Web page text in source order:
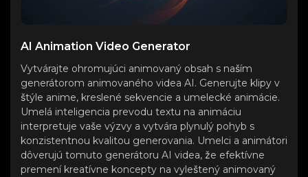
AI Animation Video Generator
Vytvárajte ohromujúci animovaný obsah s naším
generátorom animovaného videa AI. Generujte klipy v
štýle anime, kreslené sekvencie a umelecké animácie.
Umelá inteligencia prevodu textu na animáciu
interpretuje vaše výzvy a vytvára plynulý pohyb s
konzistentnou kvalitou generovania. Umelci a animátori
dôverujú tomuto generátoru AI videa, že efektívne
premení kreatívne koncepty na vyleštený animovaný